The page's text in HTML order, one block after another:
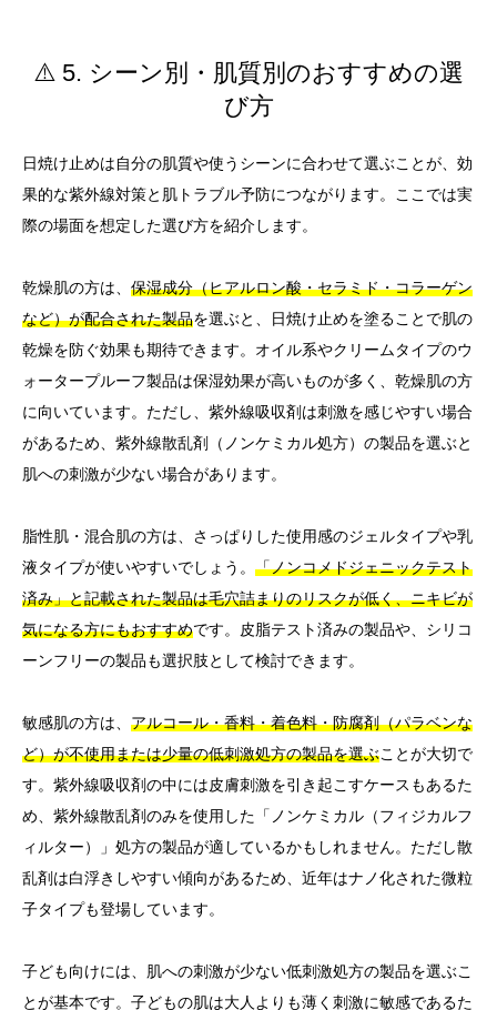
⚠️ 5. シーン別・肌質別のおすすめの選
び方
日焼け止めは自分の肌質や使うシーンに合わせて選ぶことが、効
果的な紫外線対策と肌トラブル予防につながります。ここでは実
際の場面を想定した選び方を紹介します。
乾燥肌の方は、 保湿成分（ヒアルロン酸・セラミド・コラーゲン
など）が配合された製品を選ぶと、日焼け止めを塗ることで肌の
乾燥を防ぐ効果も期待できます。オイル系やクリームタイプのウ
ォータープルーフ製品は保湿効果が高いものが多く、乾燥肌の方
に向いています。ただし、紫外線吸収剤は刺激を感じやすい場合
があるため、紫外線散乱剤（ノンケミカル処方）の製品を選ぶと
肌への刺激が少ない場合があります。
脂性肌・混合肌の方は、さっぱりした使用感のジェルタイプや乳
液タイプが使いやすいでしょう。 「ノンコメドジェニックテスト
済み」と記載された製品は毛穴詰まりのリスクが低く、ニキビが
気になる方にもおすすめです。皮脂テスト済みの製品や、シリコ
ーンフリーの製品も選択肢として検討できます。
敏感肌の方は、 アルコール・香料・着色料・防腐剤（パラベンな
ど）が不使用または少量の低刺激処方の製品を選ぶことが大切で
す。紫外線吸収剤の中には皮膚刺激を引き起こすケースもあるた
め、紫外線散乱剤のみを使用した「ノンケミカル（フィジカルフ
ィルター）」処方の製品が適しているかもしれません。ただし散
乱剤は白浮きしやすい傾向があるため、近年はナノ化された微粒
子タイプも登場しています。
子ども向けには、肌への刺激が少ない低刺激処方の製品を選ぶこ
とが基本です。子どもの肌は大人よりも薄く刺激に敏感であるた